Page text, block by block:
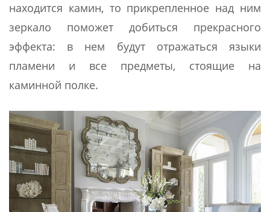
находится камин, то прикрепленное над ним
зеркало поможет добиться прекрасного
эффекта: в нем будут отражаться языки
пламени и все предметы, стоящие на
каминной полке.